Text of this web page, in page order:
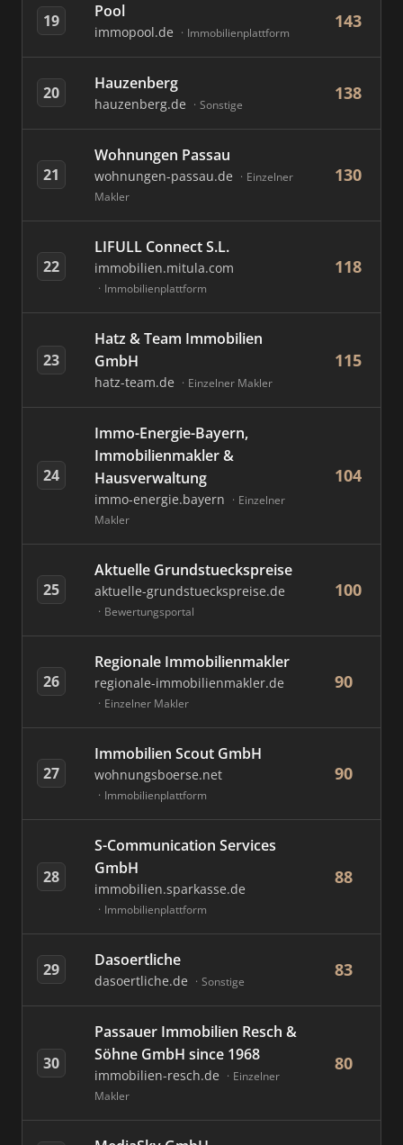
19 Pool
immopool.de Immobilienplattform
143
20 Hauzenberg
hauzenberg.de Sonstige
138
21
Wohnungen Passau
wohnungen-passau.de
Einzelner
Makler
130
22
LIFULL Connect S.L.
immobilien.mitula.com
Immobilienplattform
118
23
Hatz & Team Immobilien
GmbH
hatz-team.de Einzelner Makler
115
24
Immo-Energie-Bayern,
Immobilienmakler &
Hausverwaltung
immo-energie.bayern
Einzelner
Makler
104
25
Aktuelle Grundstueckspreise
aktuelle-grundstueckspreise.de
Bewertungsportal
100
26
Regionale Immobilienmakler
regionale-immobilienmakler.de
Einzelner Makler
90
27
Immobilien Scout GmbH
wohnungsboerse.net
Immobilienplattform
90
28
S-Communication Services
GmbH
immobilien.sparkasse.de
Immobilienplattform
88
29 Dasoertliche
dasoertliche.de Sonstige
83
30
Passauer Immobilien Resch &
Söhne GmbH since 1968
immobilien-resch.de
Einzelner
Makler
80